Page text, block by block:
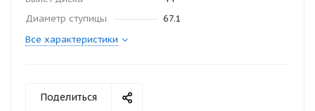
Диаметр ступицы
67.1
Все характеристики
Поделиться